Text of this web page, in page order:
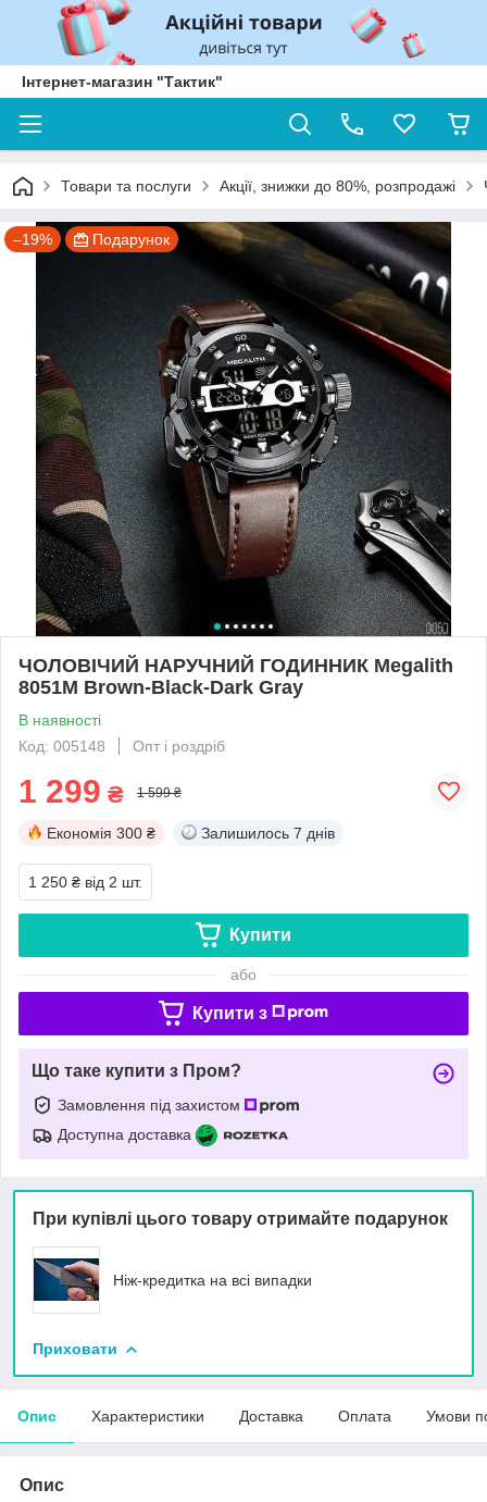
Інтернет-магазин "Тактик"
Товари та послуги Акції, знижки до 80%, розпродажі
–19% Подарунок
ЧОЛОВІЧИЙ НАРУЧНИЙ ГОДИННИК Megalith
8051M Brown-Black-Dark Gray
В наявності
Код: 005148
Опт і роздріб
1 299 ₴ 1 599 ₴
Економія 300 ₴ Залишилось 7 днів
1 250 ₴ від 2 шт.
Купити
або
Купити з
Що таке купити з Пром?
Замовлення під захистом
Доступна доставка
При купівлі цього товару отримайте подарунок
Ніж-кредитка на всі випадки
Приховати
Опис Характеристики Доставка Оплата Умови
Опис